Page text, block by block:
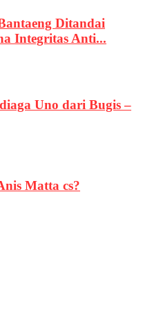
Ditandai
Integritas Anti...
Uno dari Bugis –
Matta cs?